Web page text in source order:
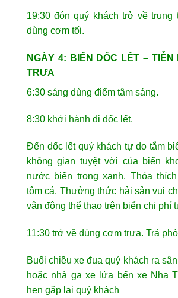
19:30 đón quý khách trở về trung
dùng cơm tối.
NGÀY 4: BIỂN DỐC LẾT – TIỄN
TRƯA
6:30 sáng dùng điểm tâm sáng.
8:30 khởi hành đi dốc lết.
Đến dốc lết quý khách tự do tắm
không gian tuyệt vời của biển
nước biển trong xanh. Thỏa
tôm cá. Thưởng thức hải sản vui
vận động thể thao trên biển chi phí
11:30 trở về dùng cơm trưa. Trả
Buổi chiều xe đua quý khách ra
hoặc nhà ga xe lửa bến xe Nha
hẹn gặp lại quý khách